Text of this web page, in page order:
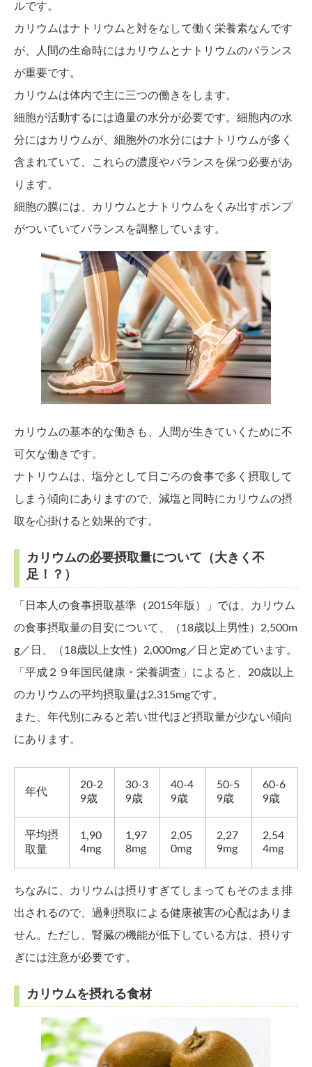
ルです。
カリウムはナトリウムと対をなして働く栄養素なんです
が、人間の生命時にはカリウムとナトリウムのバランス
が重要です。
カリウムは体内で主に三つの働きをします。
細胞が活動するには適量の水分が必要です。細胞内の水
分にはカリウムが、細胞外の水分にはナトリウムが多く
含まれていて、これらの濃度やバランスを保つ必要があ
ります。
細胞の膜には、カリウムとナトリウムをくみ出すポンプ
がついていてバランスを調整しています。
カリウムの基本的な働きも、人間が生きていくために不
可欠な働きです。
ナトリウムは、塩分として日ごろの食事で多く摂取して
しまう傾向にありますので、減塩と同時にカリウムの摂
取を心掛けると効果的です。
カリウムの必要摂取量について（大きく不
足！？）
「日本人の食事摂取基準（2015年版）」では、カリウム
の食事摂取量の目安について、（18歳以上男性）2,500m
g／日、（18歳以上女性）2,000mg／日と定めています。
「平成２９年国民健康・栄養調査」によると、20歳以上
のカリウムの平均摂取量は2,315mgです。
また、年代別にみると若い世代ほど摂取量が少ない傾向
にあります。
年代
20-2
9歳
30-3
9歳
40-4
9歳
50-5
9歳
60-6
9歳
平均摂
取量
1,90
4mg
1,97
8mg
2,05
0mg
2,27
9mg
2,54
4mg
ちなみに、カリウムは摂りすぎてしまってもそのまま排
出されるので、過剰摂取による健康被害の心配はありま
せん。ただし、腎臓の機能が低下している方は、摂りす
ぎには注意が必要です。
カリウムを摂れる食材